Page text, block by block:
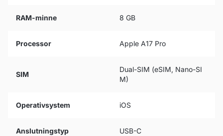
RAM-minne 8 GB
Processor Apple A17 Pro
SIM
Dual-SIM (eSIM, Nano-SI
M)
Operativsystem iOS
Anslutningstyp USB-C